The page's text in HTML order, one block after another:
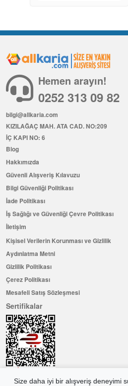
Size daha iyi bir alışveriş deneyimi
Hemen arayın!
0252 313 09 82
bilgi@allkaria.com
KIZILAĞAÇ MAH. ATA CAD. NO:209
İÇ KAPI NO: 6
Blog
Hakkımızda
Güvenli Alışveriş Kılavuzu
Bilgi Güvenliği Politikası
İade Politikası
İş Sağlığı ve Güvenliği Çevre Politikası
İletişim
Kişisel Verilerin Korunması ve Gizlilik
Aydınlatma Metni
Gizlilik Politikası
Çerez Politikası
Mesafeli Satış Sözleşmesi
Sertifikalar